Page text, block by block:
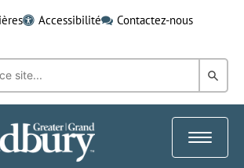
Accessibilité
Contactez-nous
dans
Toggle